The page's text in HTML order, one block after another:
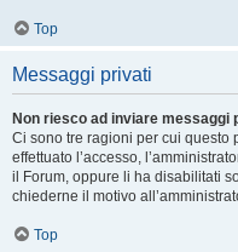
Top
Messaggi privati
Non riesco ad inviare messaggi
Ci sono tre ragioni per cui questo
effettuato l’accesso,
il Forum, oppure li ha disabilitati
chiederne il motivo
Top